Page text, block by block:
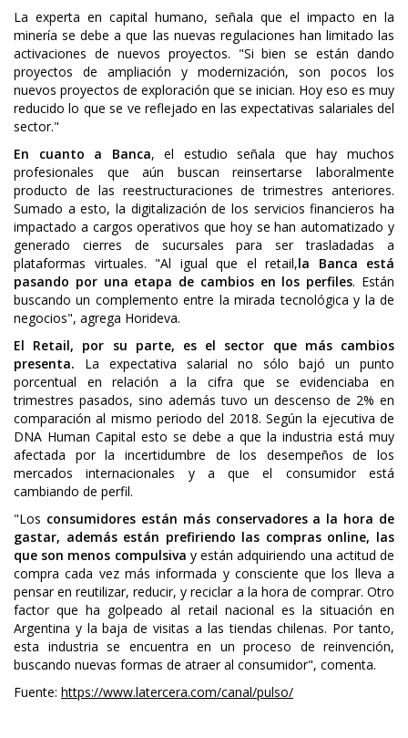
La experta en capital humano, señala que el impacto en la
minería se debe a que las nuevas regulaciones han limitado las
activaciones de nuevos proyectos. "Si bien se están dando
proyectos de ampliación y modernización, son pocos los
nuevos proyectos de exploración que se inician. Hoy eso es muy
reducido lo que se ve reflejado en las expectativas salariales del
sector."
En cuanto a Banca, el estudio señala que hay muchos
profesionales que aún buscan reinsertarse laboralmente
producto de las reestructuraciones de trimestres anteriores.
Sumado a esto, la digitalización de los servicios financieros ha
impactado a cargos operativos que hoy se han automatizado y
generado cierres de sucursales para ser trasladadas a
plataformas virtuales. "Al igual que el retail,la Banca está
pasando por una etapa de cambios en los perfiles. Están
buscando un complemento entre la mirada tecnológica y la de
negocios", agrega Horideva.
El Retail, por su parte, es el sector que más cambios
presenta. La expectativa salarial no sólo bajó un punto
porcentual en relación a la cifra que se evidenciaba en
trimestres pasados, sino además tuvo un descenso de 2% en
comparación al mismo periodo del 2018. Según la ejecutiva de
DNA Human Capital esto se debe a que la industria está muy
afectada por la incertidumbre de los desempeños de los
mercados internacionales y a que el consumidor está
cambiando de perfil.
"Los consumidores están más conservadores a la hora de
gastar, además están prefiriendo las compras online, las
que son menos compulsiva y están adquiriendo una actitud de
compra cada vez más informada y consciente que los lleva a
pensar en reutilizar, reducir, y reciclar a la hora de comprar. Otro
factor que ha golpeado al retail nacional es la situación en
Argentina y la baja de visitas a las tiendas chilenas. Por tanto,
esta industria se encuentra en un proceso de reinvención,
buscando nuevas formas de atraer al consumidor", comenta.
Fuente: https://www.latercera.com/canal/pulso/